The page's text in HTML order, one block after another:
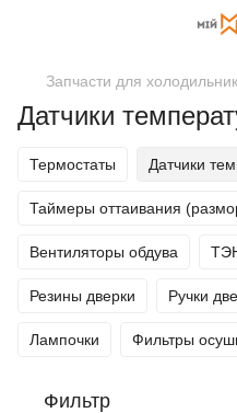
Запчасти для
Датчики
Термостаты Датчики
Таймеры оттаивания
Вентиляторы обдува
Резины дверки Ручки
Лампочки Фильтры
Фильтр